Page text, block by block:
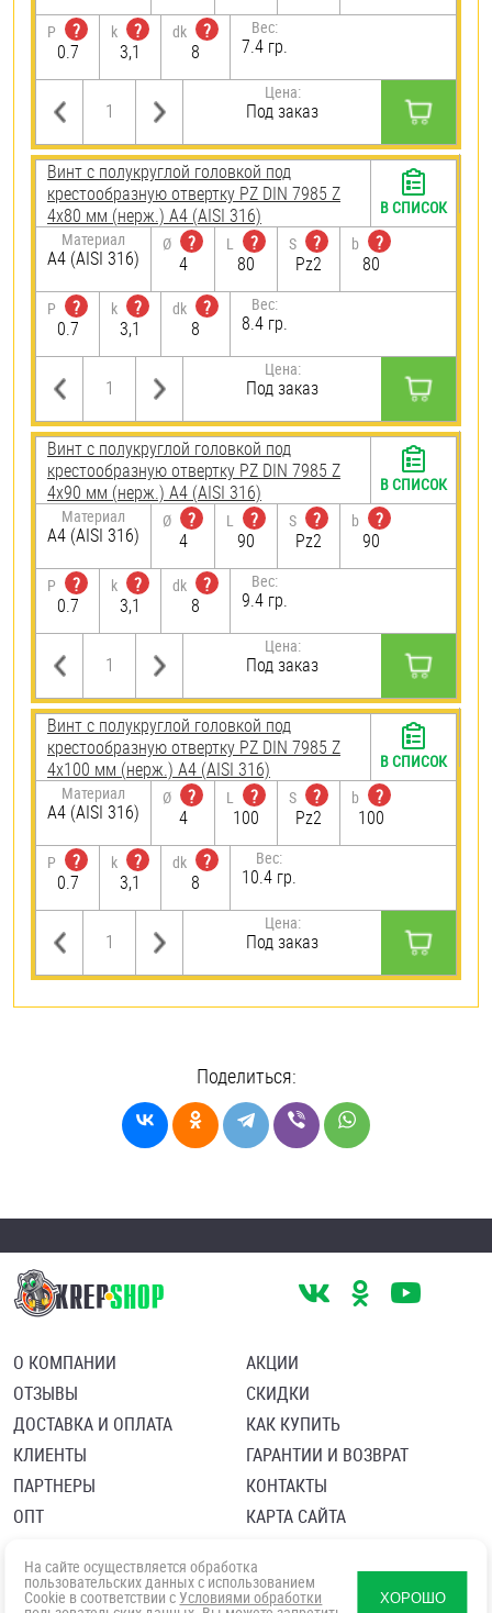
P
?
0.7
k
?
3,1
dk
?
8
Вес:
7.4 гр.
Цена:
Под заказ
Винт с полукруглой головкой под
крестообразную отвертку PZ DIN 7985 Z
4х80 мм (нерж.) A4 (AISI 316)
Материал
A4 (AISI 316)
Ø
?
4
L
?
80
S
?
Pz2
b
?
80
P
?
0.7
k
?
3,1
dk
?
8
Вес:
8.4 гр.
Цена:
Под заказ
В СПИСОК
Винт с полукруглой головкой под
крестообразную отвертку PZ DIN 7985 Z
4х90 мм (нерж.) A4 (AISI 316)
Материал
A4 (AISI 316)
Ø
?
4
L
?
90
S
?
Pz2
b
?
90
P
?
0.7
k
?
3,1
dk
?
8
Вес:
9.4 гр.
Цена:
Под заказ
В СПИСОК
Винт с полукруглой головкой под
крестообразную отвертку PZ DIN 7985 Z
4х100 мм (нерж.) A4 (AISI 316)
Материал
A4 (AISI 316)
Ø
?
4
L
?
100
S
?
Pz2
b
?
100
P
?
0.7
k
?
3,1
dk
?
8
Вес:
10.4 гр.
Цена:
Под заказ
В СПИСОК
Поделиться:
О КОМПАНИИ
ОТЗЫВЫ
ДОСТАВКА И ОПЛАТА
КЛИЕНТЫ
ПАРТНЕРЫ
ОПТ
АКЦИИ
СКИДКИ
КАК КУПИТЬ
ГАРАНТИИ И ВОЗВРАТ
КОНТАКТЫ
КАРТА САЙТА
Политика в отношении обработки персональных данных
Согласие посетителя сайта на обработку персональных данны
На сайте осуществляется обработка
пользовательских данных с использованием
Cookie в соответствии с Условиями обработки ХОРОШО